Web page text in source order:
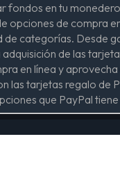
en tu
opciones de compra
categorías. Desde
de las
en línea y
tarjetas regalo
que PayPal